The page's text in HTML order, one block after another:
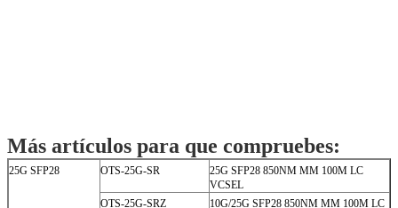
Parámetro Rango Unidad
La temperatura 0 a +70 ºC